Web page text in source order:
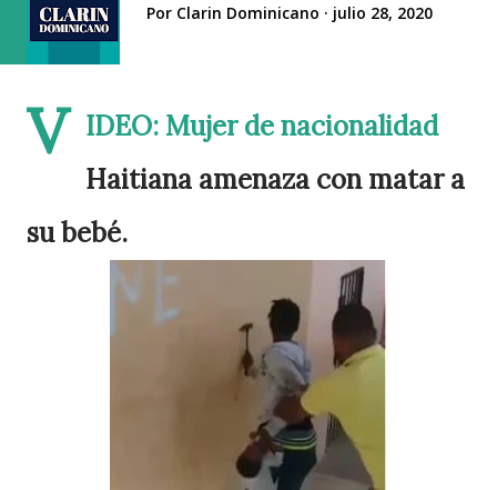
Por Clarin Dominicano julio 28, 2020
V IDEO: Mujer de nacionalidad
Haitiana amenaza con matar a
su bebé.